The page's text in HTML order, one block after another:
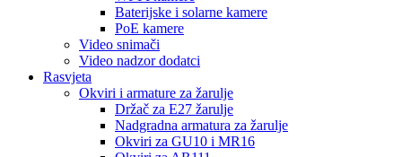
Baterijske i solarne kamere
PoE kamere
Video snimači
Video nadzor dodatci
Rasvjeta
Okviri i armature za žarulje
Držač za E27 žarulje
Nadgradna armatura za žarulje
Okviri za GU10 i MR16